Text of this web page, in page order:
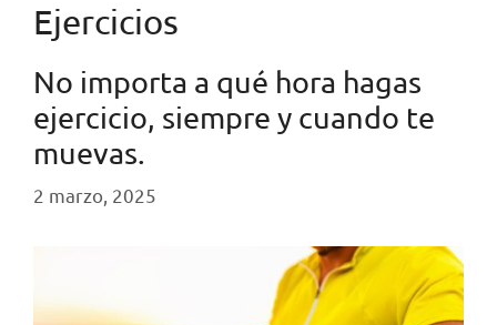
Ejercicios
No importa a qué hora hagas
ejercicio, siempre y cuando te
muevas.
2 marzo, 2025